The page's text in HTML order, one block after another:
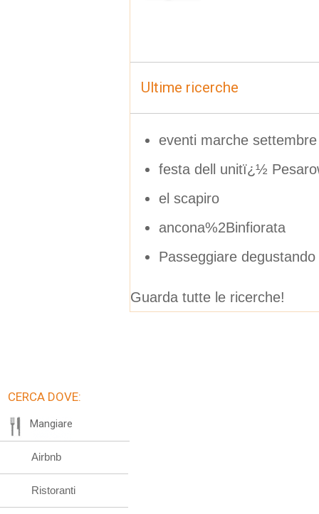
Ultime ricerche
eventi marche
festa dell unitï¿½
el scapiro
ancona%2Binfiorata
Passeggiare degustando
Guarda tutte le ricerche!
CERCA DOVE:
Mangiare
Airbnb
Ristoranti